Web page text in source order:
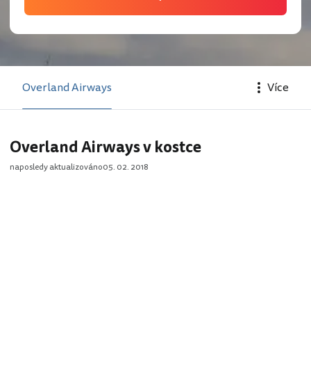
Overland Airways Více
Overland Airways v kostce
naposledy aktualizováno05. 02. 2018